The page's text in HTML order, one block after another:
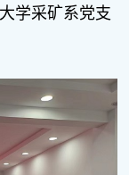
学采矿系党支